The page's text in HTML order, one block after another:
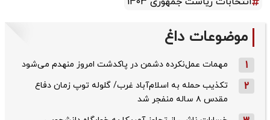
موضوعات داغ
1 مهمات عمل‌نکرده دشمن در پاکدشت امروز منهدم می‌شود
2
تکذیب حمله به اسلام‌آباد غرب/ گلوله توپ زمان دفاع
مقدس ۸ ساله منفجر شد